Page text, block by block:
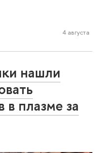
4 августа
нашли
плазме за